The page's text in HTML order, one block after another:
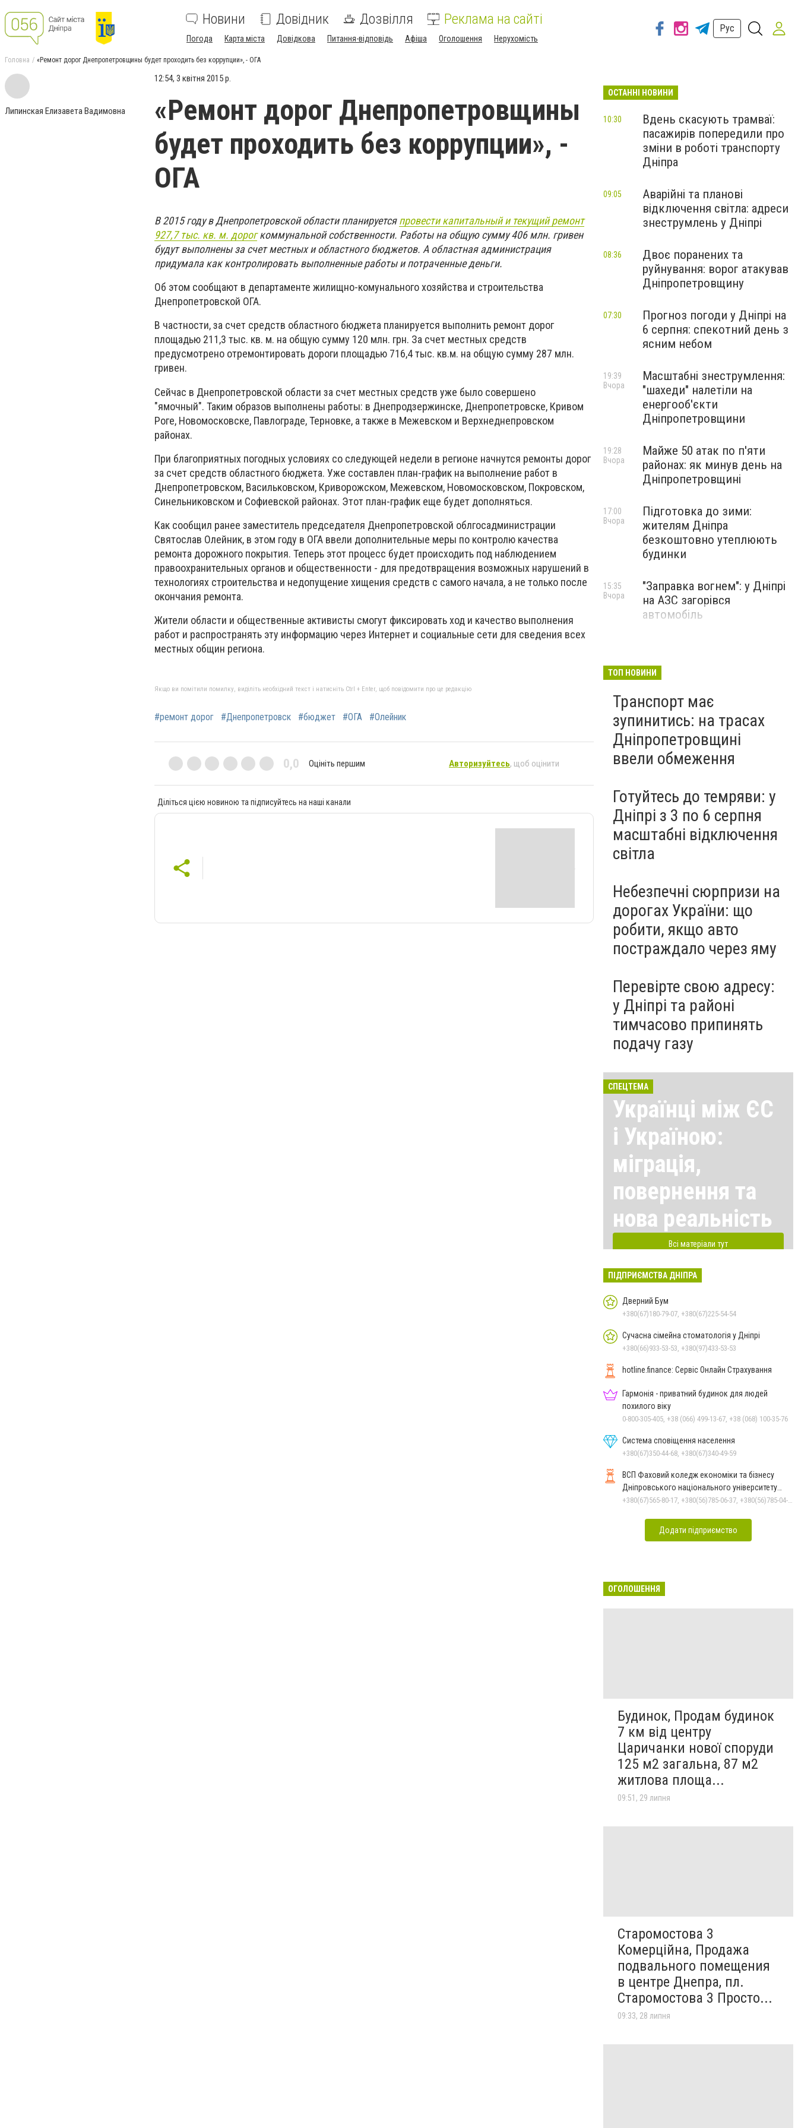
Новини Довідник Дозвілля Реклама на сайті
Погода Карта міста Довідкова Питання-відповідь Афіша Оголошення Нерухомість
Рус
Головна «Ремонт дорог Днепропетровщины будет проходить без коррупции», - ОГА
Липинская Елизавета Вадимовна
12:54, 3 квітня 2015 р.
«Ремонт дорог Днепропетровщины
будет проходить без коррупции», -
ОГА
В 2015 году в Днепропетровской области планируетсяпровести капитальный и текущий ремонт
927,7 тыс. кв. м. дорогкоммунальной собственности. Работы на общую сумму 406 млн. гривен
будут выполнены за счет местных и областного бюджетов. А областная администрация
придумала как контролировать выполненные работы и потраченные деньги.
Об этом сообщают в департаменте жилищно-комунального хозяйства и строительства
Днепропетровской ОГА.
В частности, за счет средств областного бюджета планируется выполнить ремонт дорог
площадью 211,3 тыс. кв. м. на общую сумму 120 млн. грн. За счет местных средств
предусмотрено отремонтировать дороги площадью 716,4 тыс. кв.м. на общую сумму 287 млн.
гривен.
Сейчас в Днепропетровской области за счет местных средств уже было совершено
"ямочный". Таким образов выполнены работы: в Днепродзержинске, Днепропетровске, Кривом
Роге, Новомосковске, Павлограде, Терновке, а также в Межевском и Верхнеднепровском
районах.
При благоприятных погодных условиях со следующей недели в регионе начнутся ремонты дорог
за счет средств областного бюджета. Уже составлен план-график на выполнение работ в
Днепропетровском, Васильковском, Криворожском, Межевском, Новомосковском, Покровском,
Синельниковском и Софиевской районах. Этот план-график еще будет дополняться.
Как сообщил ранее заместитель председателя Днепропетровской облгосадминистрации
Святослав Олейник, в этом году в ОГА ввели дополнительные меры по контролю качества
ремонта дорожного покрытия. Теперь этот процесс будет происходить под наблюдением
правоохранительных органов и общественности - для предотвращения возможных нарушений в
технологиях строительства и недопущение хищения средств с самого начала, а не только после
окончания ремонта.
Жители области и общественные активисты смогут фиксировать ход и качество выполнения
работ и распространять эту информацию через Интернет и социальные сети для сведения всех
местных общин региона.
Якщо ви помітили помилку, виділіть необхідний текст і натисніть Ctrl + Enter, щоб повідомити про це редакцію
#ремонт дорог #Днепропетровск #бюджет #ОГА #Олейник
0,0 Оцініть першим Авторизуйтесь, щоб оцінити
Діліться цією новиною та підписуйтесь на наші канали
ОСТАННІ НОВИНИ
Вдень скасують трамваї:
пасажирів попередили про
зміни в роботі транспорту
Дніпра
10:30
Аварійні та планові
відключення світла: адреси
знеструмлень у Дніпрі
09:05
Двоє поранених та
руйнування: ворог атакував
Дніпропетровщину
08:36
Прогноз погоди у Дніпрі на
6 серпня: спекотний день з
ясним небом
07:30
Масштабні знеструмлення:
"шахеди" налетіли на
енергооб'єкти
Дніпропетровщини
19:39
Вчора
Майже 50 атак по п'яти
районах: як минув день на
Дніпропетровщині
19:28
Вчора
Підготовка до зими:
жителям Дніпра
безкоштовно утеплюють
будинки
17:00
Вчора
"Заправка вогнем": у Дніпрі
на АЗС загорівся
автомобіль
15:35
Вчора
ТОП НОВИНИ
Транспорт має
зупинитись: на трасах
Дніпропетровщині
ввели обмеження
Готуйтесь до темряви: у
Дніпрі з 3 по 6 серпня
масштабні відключення
світла
Небезпечні сюрпризи на
дорогах України: що
робити, якщо авто
постраждало через яму
Перевірте свою адресу:
у Дніпрі та районі
тимчасово припинять
подачу газу
СПЕЦТЕМА
Українці між ЄС
і Україною:
міграція,
повернення та
нова реальність
Всі матеріали тут
ПІДПРИЄМСТВА ДНІПРА
Дверний Бум
+380(67)180-79-07, +380(67)225-54-54
Сучасна сімейна стоматологія у Дніпрі
+380(66)933-53-53, +380(97)433-53-53
hotline.finance: Сервіс Онлайн Страхування
Гармонія - приватний будинок для людей
похилого віку
0-800-305-405, +38 (066) 499-13-67, +38 (068) 100-35-76
Система сповіщення населення
+380(67)350-44-68, +380(67)340-49-59
ВСП Фаховий коледж економіки та бізнесу
Дніпровського національного університету
імені Олеся Гончара
Додати підприємство
ОГОЛОШЕННЯ
Будинок, Продам будинок
7 км від центру
Царичанки нової споруди
125 м2 загальна, 87 м2
житлова площа...
09:51, 29 липня
Старомостова 3
Комерційна, Продажа
подвального помещения
в центре Днепра, пл.
Старомостова 3 Просто...
09:33, 28 липня